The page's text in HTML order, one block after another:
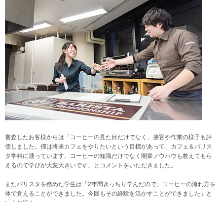
審査したお客様からは「コーヒーの見た目だけでなく、接客や作業の様子も評
価しました。僕は将来カフェをやりたいという目標があって、カフェ＆バリス
タ学科に通っています。コーヒーの知識だけでなく開業ノウハウも教えてもら
えるので学びが大変大きいです」とコメントをいただきました。
またバリスタを務めた学生は「2年間きっちり学んだので、コーヒーの淹れ方を
体で覚えることができました。今回もその経験を活かすことができました」と